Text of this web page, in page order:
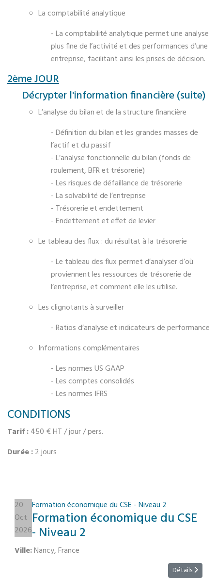
La comptabilité analytique
- La comptabilité analytique permet une analyse
plus fine de l’activité et des performances d’une
entreprise, facilitant ainsi les prises de décision.
2ème JOUR
Décrypter l'information financière (suite)
L’analyse du bilan et de la structure financière
- Définition du bilan et les grandes masses de
l’actif et du passif
- L’analyse fonctionnelle du bilan (fonds de
roulement, BFR et trésorerie)
- Les risques de défaillance de trésorerie
- La solvabilité de l’entreprise
- Trésorerie et endettement
- Endettement et effet de levier
Le tableau des flux : du résultat à la trésorerie
- Le tableau des flux permet d’analyser d’où
proviennent les ressources de trésorerie de
l’entreprise, et comment elle les utilise.
Les clignotants à surveiller
- Ratios d’analyse et indicateurs de performance
Informations complémentaires
- Les normes US GAAP
- Les comptes consolidés
- Les normes IFRS
CONDITIONS
Tarif :450 € HT / jour / pers.
Durée :2 jours
20
Oct
2026
Formation économique du CSE - Niveau 2
Formation économique du CSE
- Niveau 2
Ville:Nancy, France
Détails